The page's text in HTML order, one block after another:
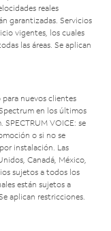
reales
garantizadas. Servicios
vigentes, los cuales
las áreas. Se aplican
nuevos clientes
en los últimos
VOICE: se
o si no se
instalación. Las
Canadá, México,
sujetos a todos los
están sujetos a
aplican restricciones.